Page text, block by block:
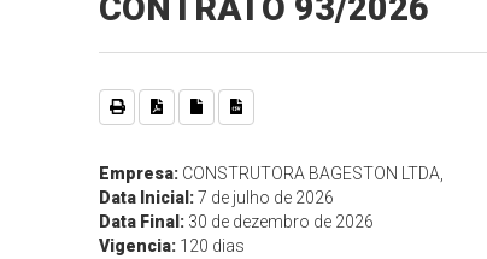
CONTRATO 93/2026
Empresa: CONSTRUTORA BAGESTON LTDA,
Data Inicial:7 de julho de 2026
Data Final: 30 de dezembro de 2026
Vigencia: 120 dias